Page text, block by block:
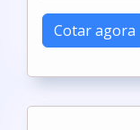
Cotar agora